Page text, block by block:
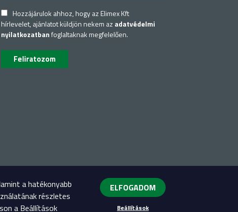
Hozzájárulok ahhoz, hogy az Elimex Kft
hírlevelet, ajánlatot küldjön nekem az adatvédelmi
nyilatkozatbanfoglaltaknak megfelelően.
a hatékonyabb
részletes
a Beállítások
ELFOGADOM
Beállítások